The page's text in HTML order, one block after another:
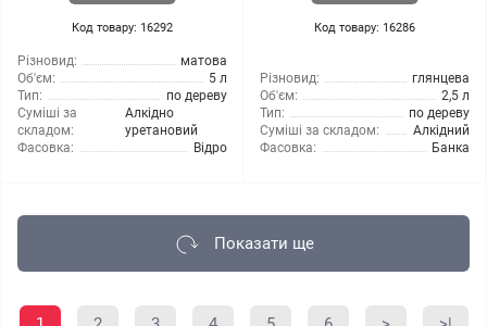
Код товару: 16292
Різновид:
матова
Об'єм:
5 л
Тип:
по дереву
Суміші за
складом:
Алкідно
уретановий
Фасовка:
Відро
Код товару: 16286
Різновид:
глянцева
Об'єм:
2,5 л
Тип:
по дереву
Суміші за складом:
Алкідний
Фасовка:
Банка
Показати ще